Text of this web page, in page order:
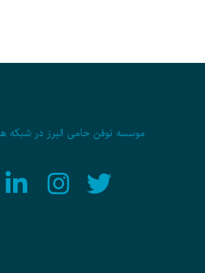
موسسه نوفن حامی البرز در شبکه